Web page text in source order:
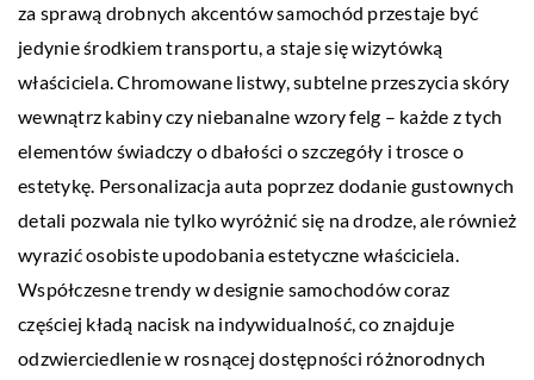
za sprawą drobnych akcentów samochód przestaje być
jedynie środkiem transportu, a staje się wizytówką
właściciela. Chromowane listwy, subtelne przeszycia skóry
wewnątrz kabiny czy niebanalne wzory felg – każde z tych
elementów świadczy o dbałości o szczegóły i trosce o
estetykę. Personalizacja auta poprzez dodanie gustownych
detali pozwala nie tylko wyróżnić się na drodze, ale również
wyrazić osobiste upodobania estetyczne właściciela.
Współczesne trendy w designie samochodów coraz
częściej kładą nacisk na indywidualność, co znajduje
odzwierciedlenie w rosnącej dostępności różnorodnych